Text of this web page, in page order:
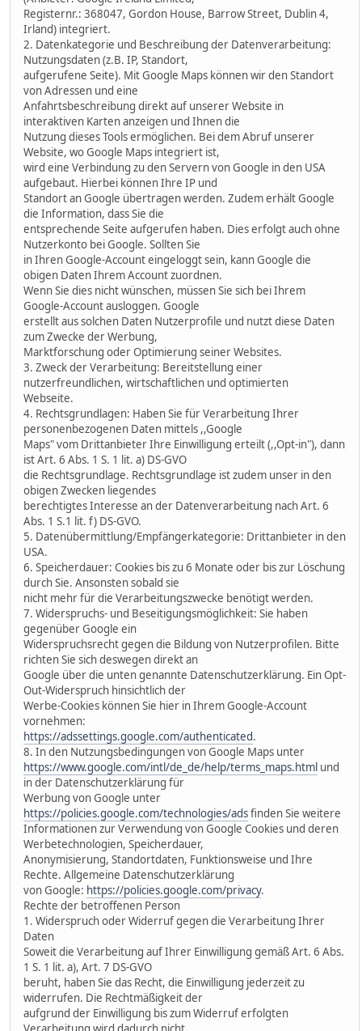
Registernr.: 368047, Gordon House, Barrow Street, Dublin 4,
Irland) integriert.
2. Datenkategorie und Beschreibung der Datenverarbeitung:
Nutzungsdaten (z.B. IP, Standort,
aufgerufene Seite). Mit Google Maps können wir den Standort
von Adressen und eine
Anfahrtsbeschreibung direkt auf unserer Website in
interaktiven Karten anzeigen und Ihnen die
Nutzung dieses Tools ermöglichen. Bei dem Abruf unserer
Website, wo Google Maps integriert ist,
wird eine Verbindung zu den Servern von Google in den USA
aufgebaut. Hierbei können Ihre IP und
Standort an Google übertragen werden. Zudem erhält Google
die Information, dass Sie die
entsprechende Seite aufgerufen haben. Dies erfolgt auch ohne
Nutzerkonto bei Google. Sollten Sie
in Ihren Google-Account eingeloggt sein, kann Google die
obigen Daten Ihrem Account zuordnen.
Wenn Sie dies nicht wünschen, müssen Sie sich bei Ihrem
Google-Account ausloggen. Google
erstellt aus solchen Daten Nutzerprofile und nutzt diese Daten
zum Zwecke der Werbung,
Marktforschung oder Optimierung seiner Websites.
3. Zweck der Verarbeitung: Bereitstellung einer
nutzerfreundlichen, wirtschaftlichen und optimierten
Webseite.
4. Rechtsgrundlagen: Haben Sie für Verarbeitung Ihrer
personenbezogenen Daten mittels ,,Google
Maps" vom Drittanbieter Ihre Einwilligung erteilt (,,Opt-in"), dann
ist Art. 6 Abs. 1 S. 1 lit. a) DS-GVO
die Rechtsgrundlage. Rechtsgrundlage ist zudem unser in den
obigen Zwecken liegendes
berechtigtes Interesse an der Datenverarbeitung nach Art. 6
Abs. 1 S.1 lit. f) DS-GVO.
5. Datenübermittlung/Empfängerkategorie: Drittanbieter in den
USA.
6. Speicherdauer: Cookies bis zu 6 Monate oder bis zur Löschung
durch Sie. Ansonsten sobald sie
nicht mehr für die Verarbeitungszwecke benötigt werden.
7. Widerspruchs- und Beseitigungsmöglichkeit: Sie haben
gegenüber Google ein
Widerspruchsrecht gegen die Bildung von Nutzerprofilen. Bitte
richten Sie sich deswegen direkt an
Google über die unten genannte Datenschutzerklärung. Ein Opt-
Out-Widerspruch hinsichtlich der
Werbe-Cookies können Sie hier in Ihrem Google-Account
vornehmen:
https://adssettings.google.com/authenticated.
8. In den Nutzungsbedingungen von Google Maps unter
https://www.google.com/intl/de_de/help/terms_maps.html und
in der Datenschutzerklärung für
Werbung von Google unter
https://policies.google.com/technologies/adsfinden Sie weitere
Informationen zur Verwendung von Google Cookies und deren
Werbetechnologien, Speicherdauer,
Anonymisierung, Standortdaten, Funktionsweise und Ihre
Rechte. Allgemeine Datenschutzerklärung
von Google: https://policies.google.com/privacy.
Rechte der betroffenen Person
1. Widerspruch oder Widerruf gegen die Verarbeitung Ihrer
Daten
Soweit die Verarbeitung auf Ihrer Einwilligung gemäß Art. 6 Abs.
1 S. 1 lit. a), Art. 7 DS-GVO
beruht, haben Sie das Recht, die Einwilligung jederzeit zu
widerrufen. Die Rechtmäßigkeit der
aufgrund der Einwilligung bis zum Widerruf erfolgten